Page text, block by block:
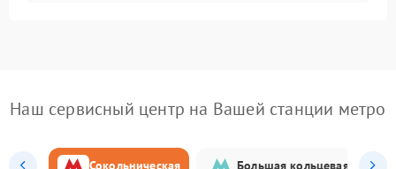
Наш сервисный центр на Вашей станции метро
Сокольническая Большая кольцевая